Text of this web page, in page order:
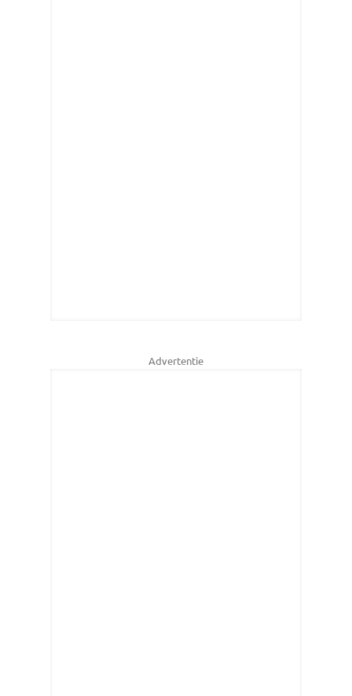
Advertentie